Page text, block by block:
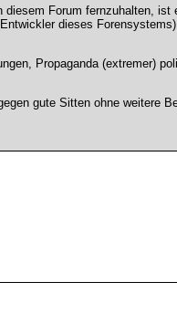
Forum fernzuhalten,
dieses
Propaganda (extremer)
gute Sitten ohne weitere